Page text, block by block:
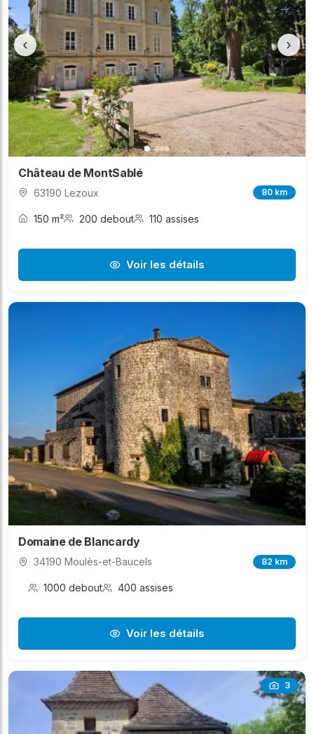
‹ ›
Château de MontSablé
63190 Lezoux 80 km
150 m² 200 debout 110 assises
Voir les détails
Domaine de Blancardy
34190 Moulès-et-Baucels 82 km
1000 debout 400 assises
Voir les détails
3